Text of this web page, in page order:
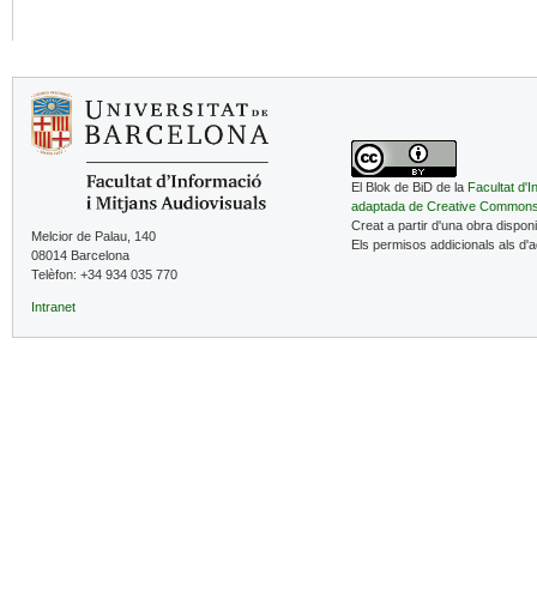
Melcior de Palau, 140
08014 Barcelona
Telèfon: +34 934 035 770
Intranet
El Blok de BiD de la Facultat
adaptada de Creative
Creat a partir d'una obra
Els permisos addicionals als